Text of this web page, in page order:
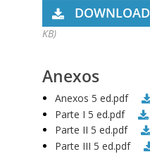
DOWNLOAD
KB)
Anexos
Anexos 5 ed.pdf
Parte I 5 ed.pdf
Parte II 5 ed.pdf
Parte III 5 ed.pdf